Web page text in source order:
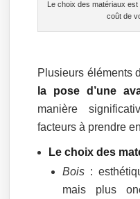
Le choix des matériaux
coût de
Plusieurs éléments
la pose d’une
manière
facteurs à prendre
Le choix des
Bois :
mais plus